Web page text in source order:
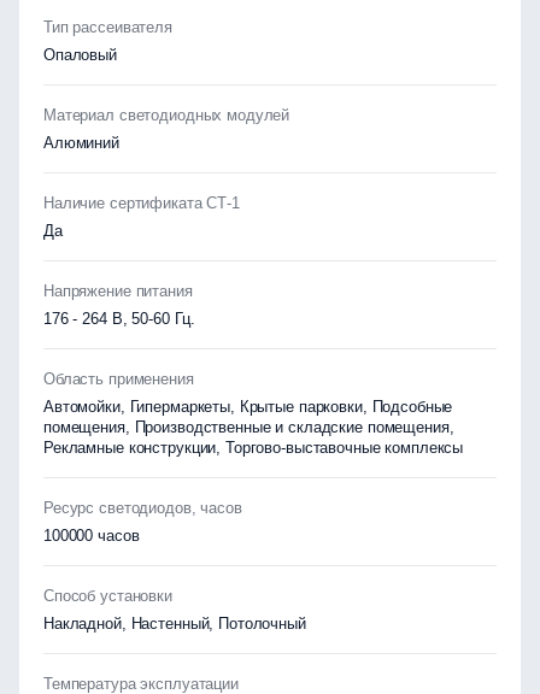
Тип рассеивателя
Опаловый
Материал светодиодных модулей
Алюминий
Наличие сертификата СТ-1
Да
Напряжение питания
176 - 264 В, 50-60 Гц.
Область применения
Автомойки, Гипермаркеты, Крытые парковки, Подсобные
помещения, Производственные и складские помещения,
Рекламные конструкции, Торгово-выставочные комплексы
Ресурс светодиодов, часов
100000 часов
Способ установки
Накладной, Настенный, Потолочный
Температура эксплуатации